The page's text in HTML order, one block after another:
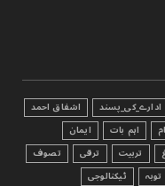
ادارے_کی_پسند
اشفاق احمد
اہم بات
ایمان
تربیت ترقی
تصوف
توبہ
ٹیکنالوجی